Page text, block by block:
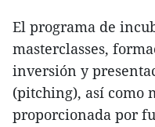
El programa de
masterclasses,
inversión y
(pitching), así como
proporcionada por